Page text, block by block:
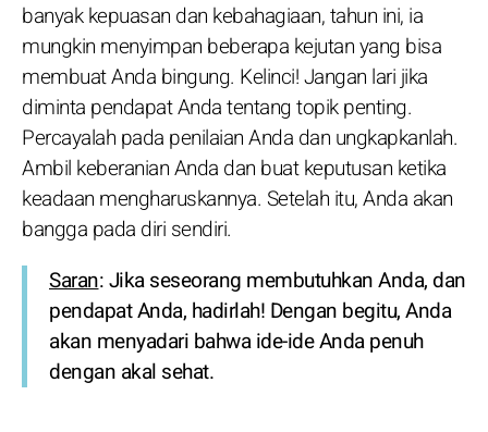
banyak kepuasan dan kebahagiaan, tahun ini, ia
mungkin menyimpan beberapa kejutan yang bisa
membuat Anda bingung. Kelinci! Jangan lari jika
diminta pendapat Anda tentang topik penting.
Percayalah pada penilaian Anda dan ungkapkanlah.
Ambil keberanian Anda dan buat keputusan ketika
keadaan mengharuskannya. Setelah itu, Anda akan
bangga pada diri sendiri.
Saran: Jika seseorang membutuhkan Anda, dan
pendapat Anda, hadirlah! Dengan begitu, Anda
akan menyadari bahwa ide-ide Anda penuh
dengan akal sehat.